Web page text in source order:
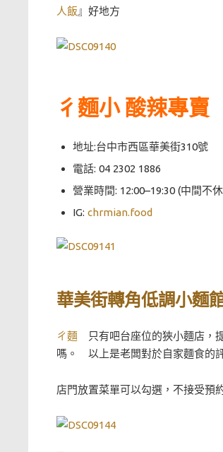
人飯 』好地方
彳麵小 酸辣專賣
地址:台中市西區華美街310號
電話: 04 2302 1886
營業時間: 12:00–19:30 (中間不
IG: chrmian.food
華美街轉角低調小麵
ㄔ麵 只有吧台座位的狹小麵店，
嗎。 以上是老闆對於自家麵食的
店門放置菜單可以勾選，不接受預